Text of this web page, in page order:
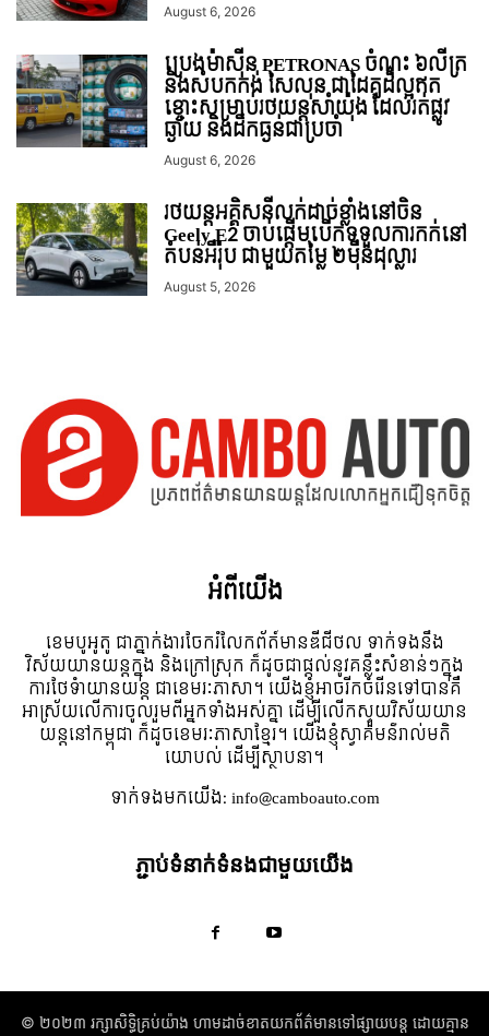
August 6, 2026
ប្រេងម៉ាស៊ីន PETRONAS ចំណុះ ៦លីត្រ
និងសំបកកង់ សៃលុន ជាដៃគូដ៏ល្អឥត
ខ្ចោះសម្រាប់រថយន្តសាំយ៉ុង ដែលរត់ផ្លូវ
ឆ្ងាយ និងដឹកធ្ងន់ជាប្រចាំ
August 6, 2026
រថយន្ដអគ្គិសនីលក់ដាច់ខ្លាំងនៅចិន
Geely E2 ចាប់ផ្តើមបើកទទួលការកក់នៅ
តំបន់អឺរ៉ុប ជាមួយតម្លៃ ២ម៉ឺនដុល្លារ
August 5, 2026
អំពី​យើង
ខេមបូអូតូ ជាភ្នាក់ងារចែករំលែកព័ត៍មានឌីជីថល ទាក់ទងនឹង
វិស័យយានយន្តក្នុង និងក្រៅស្រុក ក៏ដូចជាផ្តល់នូវគន្លឹះសំខាន់ៗក្នុង
ការថែទំាយានយន្ត ជាខេមរៈភាសា។ យើងខ្ញុំអាចរីកចំរើនទៅបានគឺ
អាស្រ័យលើការចូលរួមពីអ្នកទាំងអស់គ្នា ដើម្បីលើកស្ទួយវិស័យយាន
យន្តនៅកម្ពុជា ក៏ដូចខេមរៈភាសាខ្មែរ។ យើងខ្ញុំស្វាគមន៌រាល់មតិ
យោបល់ ដើម្បីស្ថាបនា។
ទាក់ទង​មក​យើង:info@camboauto.com
ភ្ជាប់ទំនាក់ទំនងជាមួយយើង
© ២០២៣ រក្សាសិទ្ធិគ្រប់យ៉ាង​ ហាមដាច់ខាតយកព័ត៌មានទៅផ្សាយបន្ត ដោយគ្មាន